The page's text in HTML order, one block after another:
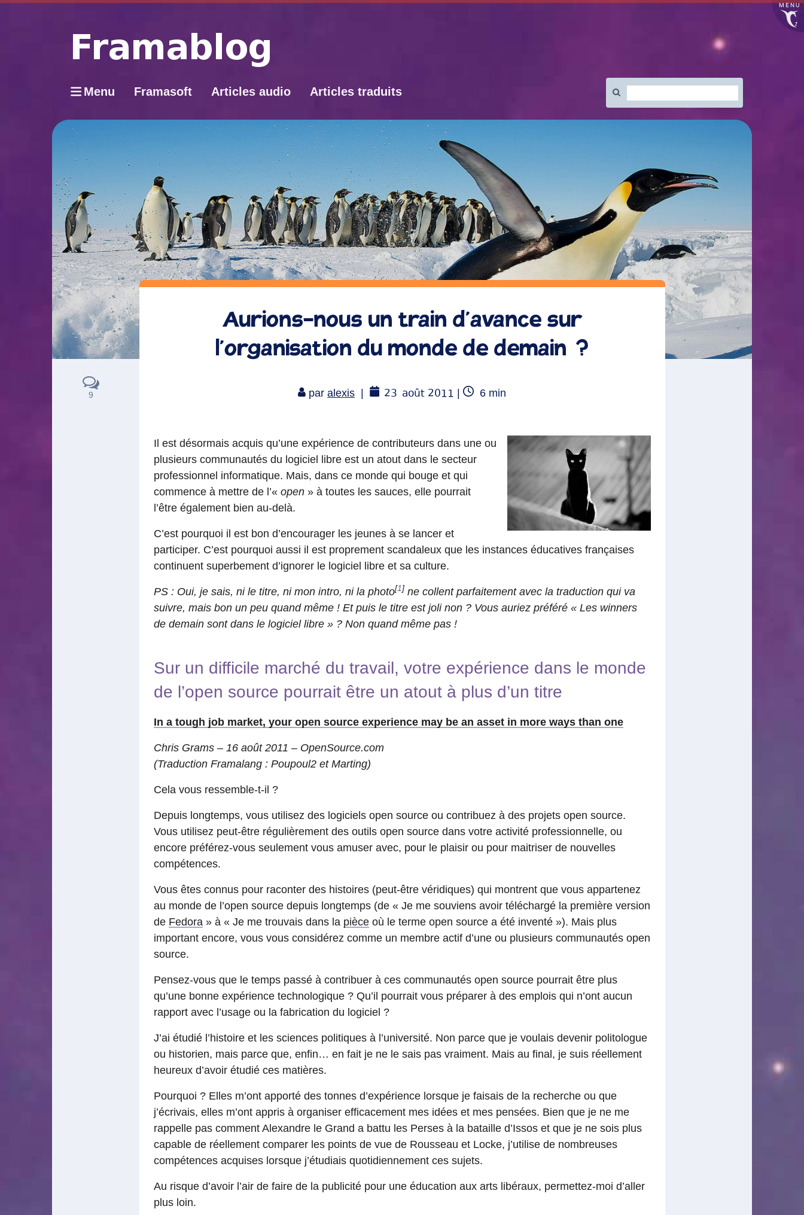
MENU
Menu Framasoft Articles audio Articles traduits
:
9
Aurions-nous un train d’avance sur
l’organisation du monde de demain ?
paralexis 23 août 2011
Temps
6min
Il est désormais acquis qu’une expérience de contributeurs dans une ou
plusieurs communautés du logiciel libre est un atout dans le secteur
professionnel informatique. Mais, dans ce monde qui bouge et qui
commence à mettre de l’« open» à toutes les sauces, elle pourrait
l’être également bien au-delà.
C’est pourquoi il est bon d’encourager les jeunes à se lancer et
participer. C’est pourquoi aussi il est proprement scandaleux que les instances éducatives françaises
continuent superbement d’ignorer le logiciel libre et sa culture.
PS : Oui, je sais, ni le titre, ni mon intro, ni la photo[1]ne collent parfaitement avec la traduction qui va
suivre, mais bon un peu quand même ! Et puis le titre est joli non ? Vous auriez préféré « Les winners
de demain sont dans le logiciel libre » ? Non quand même pas !
Sur un difficile marché du travail, votre expérience dans le monde
de l’open source pourrait être un atout à plus d’un titre
In a tough job market, your open source experience may be an asset in more ways than one
Chris Grams – 16 août 2011 – OpenSource.com
(Traduction Framalang : Poupoul2 et Marting)
Cela vous ressemble-t-il ?
Depuis longtemps, vous utilisez des logiciels open source ou contribuez à des projets open source.
Vous utilisez peut-être régulièrement des outils open source dans votre activité professionnelle, ou
encore préférez-vous seulement vous amuser avec, pour le plaisir ou pour maitriser de nouvelles
compétences.
Vous êtes connus pour raconter des histoires (peut-être véridiques) qui montrent que vous appartenez
au monde de l’open source depuis longtemps (de « Je me souviens avoir téléchargé la première version
de Fedora » à « Je me trouvais dans la pièceoù le terme open source a été inventé »). Mais plus
important encore, vous vous considérez comme un membre actif d’une ou plusieurs communautés open
source.
Pensez-vous que le temps passé à contribuer à ces communautés open source pourrait être plus
qu’une bonne expérience technologique ? Qu’il pourrait vous préparer à des emplois qui n’ont aucun
rapport avec l’usage ou la fabrication du logiciel ?
J’ai étudié l’histoire et les sciences politiques à l’université. Non parce que je voulais devenir politologue
ou historien, mais parce que, enfin… en fait je ne le sais pas vraiment. Mais au final, je suis réellement
heureux d’avoir étudié ces matières.
Pourquoi ? Elles m’ont apporté des tonnes d’expérience lorsque je faisais de la recherche ou que
j’écrivais, elles m’ont appris à organiser efficacement mes idées et mes pensées. Bien que je ne me
rappelle pas comment Alexandre le Grand a battu les Perses à la bataille d’Issos et que je ne sois plus
capable de réellement comparer les points de vue de Rousseau et Locke, j’utilise de nombreuses
compétences acquises lorsque j’étudiais quotidiennement ces sujets.
Au risque d’avoir l’air de faire de la publicité pour une éducation aux arts libéraux, permettez-moi d’aller
plus loin.